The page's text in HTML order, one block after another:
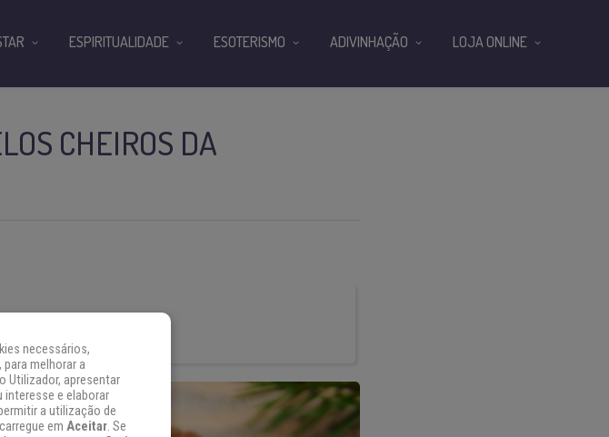
CHEIROS DA
ESPIRITUALIDADE ESOTERISMO ADIVINHAÇÃO LOJA ONLINE
necessários,
melhorar a
Utilizador, apresentar
interesse e elaborar
a utilização de
em Aceitar. Se